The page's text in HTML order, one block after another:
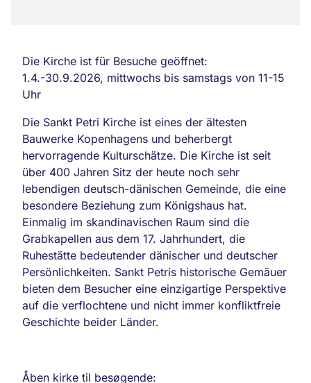
Die Kirche ist für Besuche geöffnet:
1.4.-30.9.2026, mittwochs bis samstags von 11-15
Uhr
Die Sankt Petri Kirche ist eines der ältesten
Bauwerke Kopenhagens und beherbergt
hervorragende Kulturschätze. Die Kirche ist seit
über 400 Jahren Sitz der heute noch sehr
lebendigen deutsch-dänischen Gemeinde, die eine
besondere Beziehung zum Königshaus hat.
Einmalig im skandinavischen Raum sind die
Grabkapellen aus dem 17. Jahrhundert, die
Ruhestätte bedeutender dänischer und deutscher
Persönlichkeiten. Sankt Petris historische Gemäuer
bieten dem Besucher eine einzigartige Perspektive
auf die verflochtene und nicht immer konfliktfreie
Geschichte beider Länder.
Åben kirke til besøgende: